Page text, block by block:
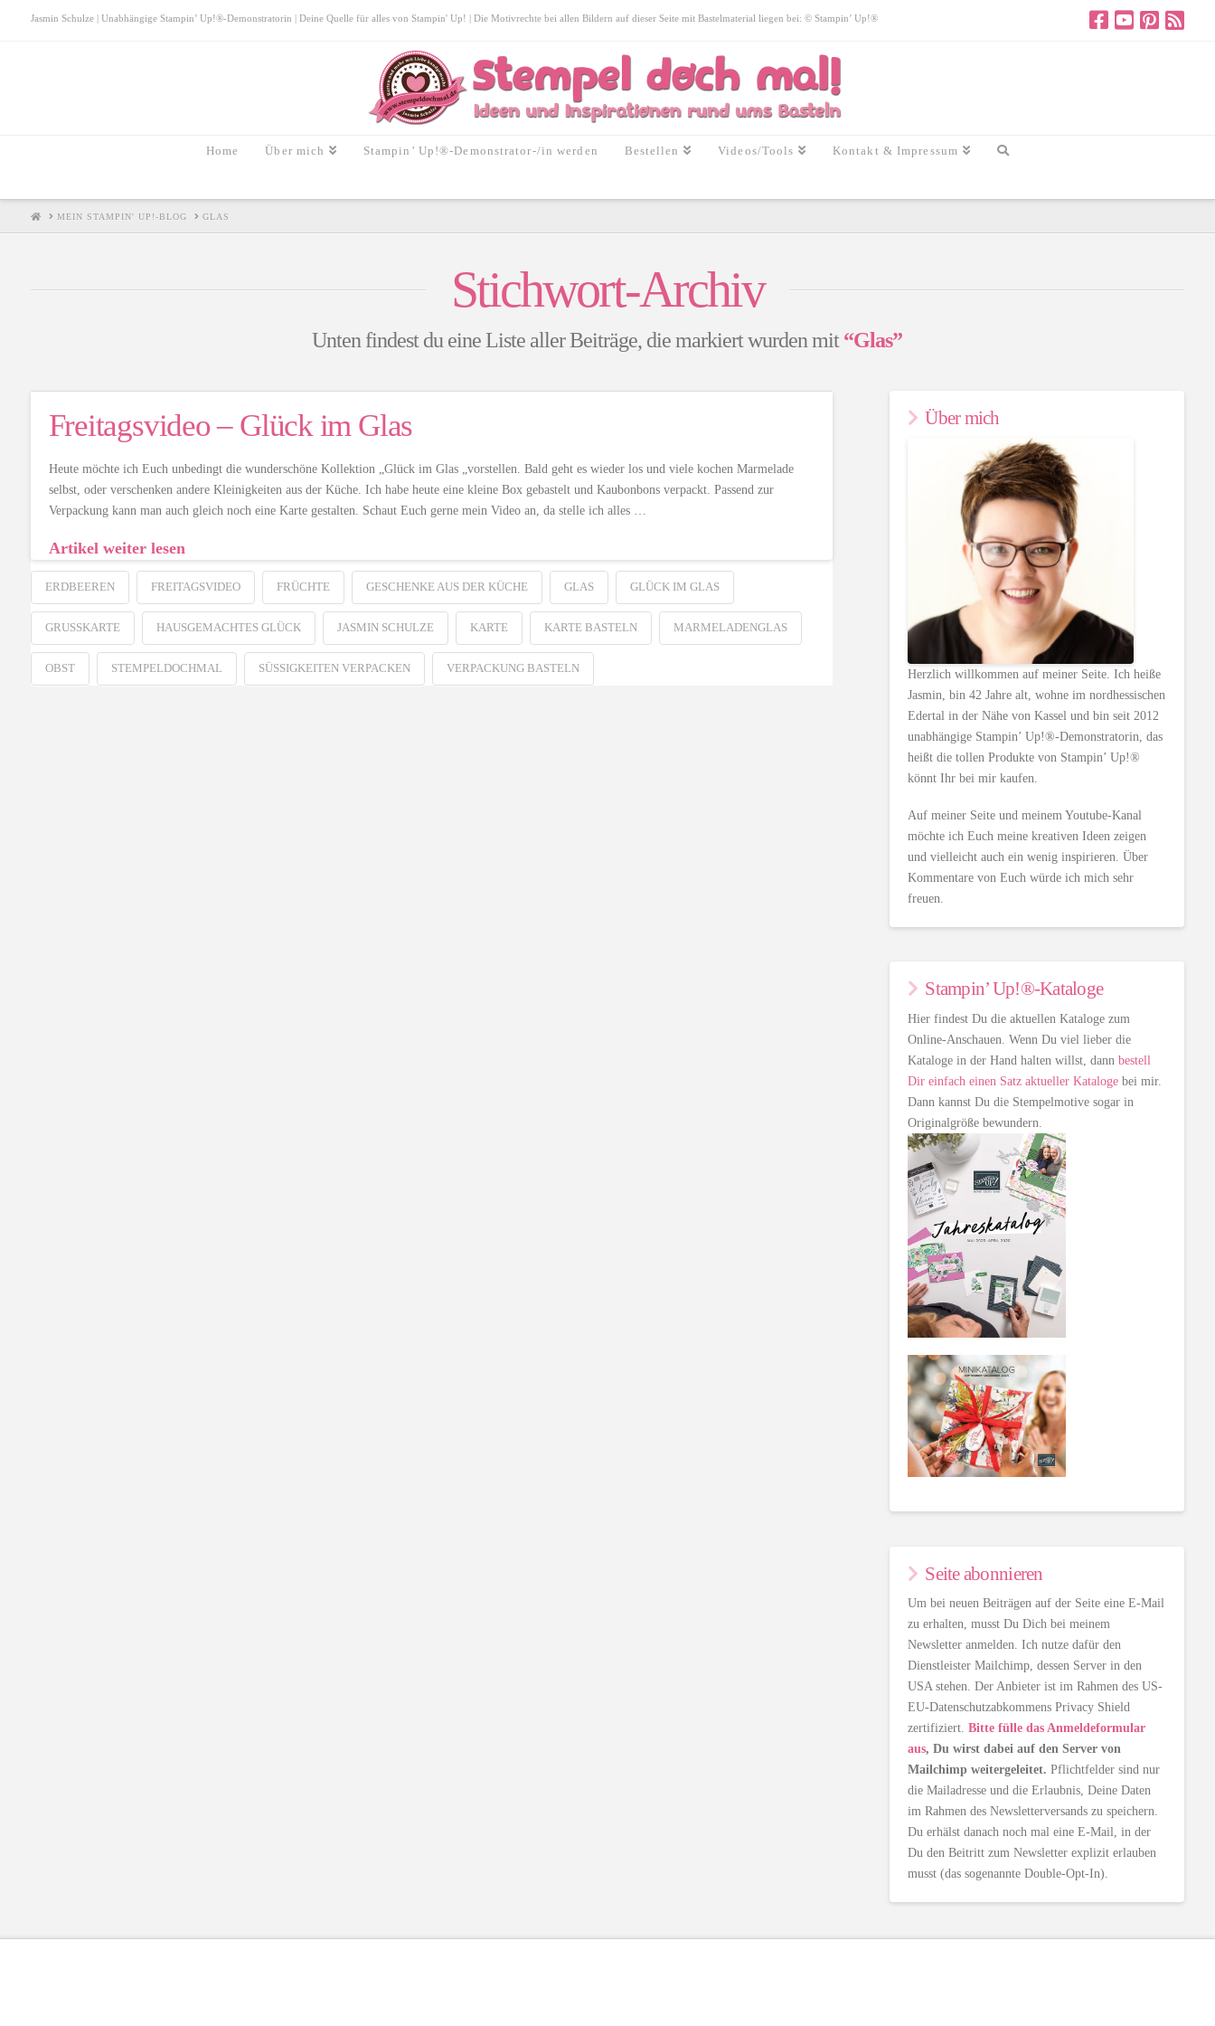
Jasmin Schulze | Unabhängige Stampin’ Up!®-Demonstratorin | Deine Quelle für alles von Stampin' Up! | Die Motivrechte bei allen Bildern auf dieser Seite mit Bastelmaterial liegen bei: © Stampin’ Up!®
Home Über mich Stampin’ Up!®-Demonstrator-/in werden Bestellen Videos/Tools Kontakt & Impressum
HOMEMEIN STAMPIN' UP!-BLOG GLAS
Stichwort-Archiv
Unten findest du eine Liste aller Beiträge, die markiert wurden mit“Glas”
Freitagsvideo – Glück im Glas
Heute möchte ich Euch unbedingt die wunderschöne Kollektion „Glück im Glas „vorstellen. Bald geht es wieder los und viele kochen Marmelade
selbst, oder verschenken andere Kleinigkeiten aus der Küche. Ich habe heute eine kleine Box gebastelt und Kaubonbons verpackt. Passend zur
Verpackung kann man auch gleich noch eine Karte gestalten. Schaut Euch gerne mein Video an, da stelle ich alles …
Artikel weiter lesen
ERDBEEREN FREITAGSVIDEO FRÜCHTE GESCHENKE AUS DER KÜCHE GLAS GLÜCK IM GLAS
GRUSSKARTE HAUSGEMACHTES GLÜCK JASMIN SCHULZE KARTE KARTE BASTELN MARMELADENGLAS
OBST STEMPELDOCHMAL SÜSSIGKEITEN VERPACKEN VERPACKUNG BASTELN
Über mich
Herzlich willkommen auf meiner Seite. Ich heiße
Jasmin, bin 42 Jahre alt, wohne im nordhessischen
Edertal in der Nähe von Kassel und bin seit 2012
unabhängige Stampin’ Up!®-Demonstratorin, das
heißt die tollen Produkte von Stampin’ Up!®
könnt Ihr bei mir kaufen.
Auf meiner Seite und meinem Youtube-Kanal
möchte ich Euch meine kreativen Ideen zeigen
und vielleicht auch ein wenig inspirieren. Über
Kommentare von Euch würde ich mich sehr
freuen.
Stampin’ Up!®-Kataloge
Hier findest Du die aktuellen Kataloge zum
Online-Anschauen. Wenn Du viel lieber die
Kataloge in der Hand halten willst, dannbestell
Dir einfach einen Satz aktueller Kataloge bei mir.
Dann kannst Du die Stempelmotive sogar in
Originalgröße bewundern.
Seite abonnieren
Um bei neuen Beiträgen auf der Seite eine E-Mail
zu erhalten, musst Du Dich bei meinem
Newsletter anmelden. Ich nutze dafür den
Dienstleister Mailchimp, dessen Server in den
USA stehen. Der Anbieter ist im Rahmen des US-
EU-Datenschutzabkommens Privacy Shield
zertifiziert.Bitte fülle das Anmeldeformular
aus, Du wirst dabei auf den Server von
Mailchimp weitergeleitet. Pflichtfelder sind nur
die Mailadresse und die Erlaubnis, Deine Daten
im Rahmen des Newsletterversands zu speichern.
Du erhälst danach noch mal eine E-Mail, in der
Du den Beitritt zum Newsletter explizit erlauben
musst (das sogenannte Double-Opt-In).